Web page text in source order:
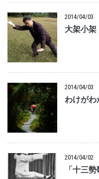
2014/04/03
大架小架
2014/04/03
わけがわ
2014/04/02
「十三